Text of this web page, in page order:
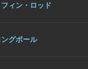
ィン・ロッド
グポール